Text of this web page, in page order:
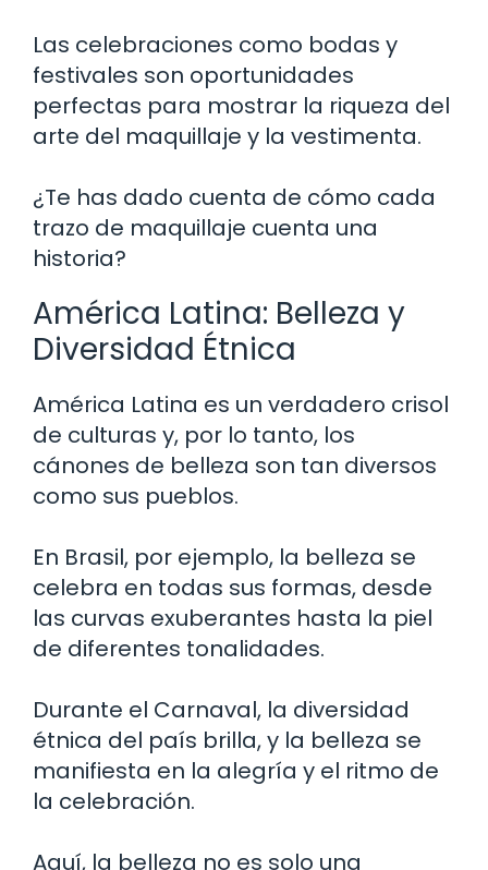
Las celebraciones como bodas y
festivales son oportunidades
perfectas para mostrar la riqueza del
arte del maquillaje y la vestimenta.
¿Te has dado cuenta de cómo cada
trazo de maquillaje cuenta una
historia?
América Latina: Belleza y
Diversidad Étnica
América Latina es un verdadero crisol
de culturas y, por lo tanto, los
cánones de belleza son tan diversos
como sus pueblos.
En Brasil, por ejemplo, la belleza se
celebra en todas sus formas, desde
las curvas exuberantes hasta la piel
de diferentes tonalidades.
Durante el Carnaval, la diversidad
étnica del país brilla, y la belleza se
manifiesta en la alegría y el ritmo de
la celebración.
Aquí, la belleza no es solo una